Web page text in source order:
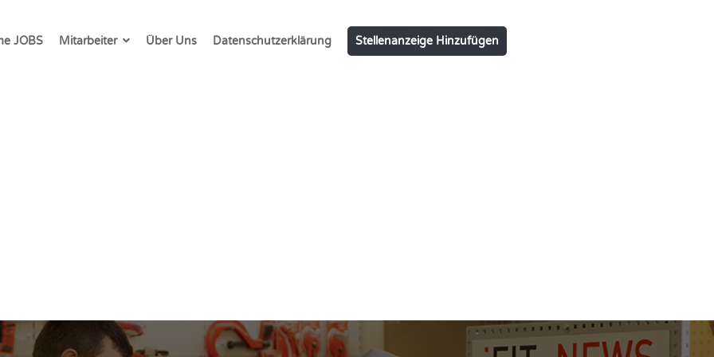
JOBS Mitarbeiter Über Uns Datenschutzerklärung Stellenanzeige Hinzufügen